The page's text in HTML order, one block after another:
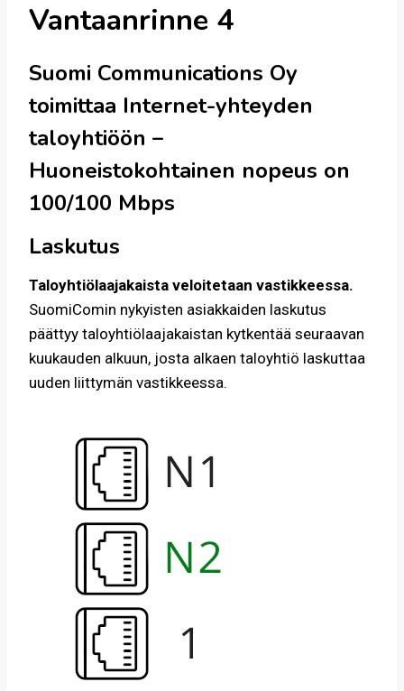
Vantaanrinne 4
Suomi Communications Oy
toimittaa Internet-yhteyden
taloyhtiöön –
Huoneistokohtainen nopeus on
100/100 Mbps
Laskutus
Taloyhtiölaajakaista veloitetaan vastikkeessa.
SuomiComin nykyisten asiakkaiden laskutus
päättyy taloyhtiölaajakaistan kytkentää seuraavan
kuukauden alkuun, josta alkaen taloyhtiö laskuttaa
uuden liittymän vastikkeessa.